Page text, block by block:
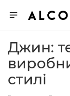
Джин:
стилі